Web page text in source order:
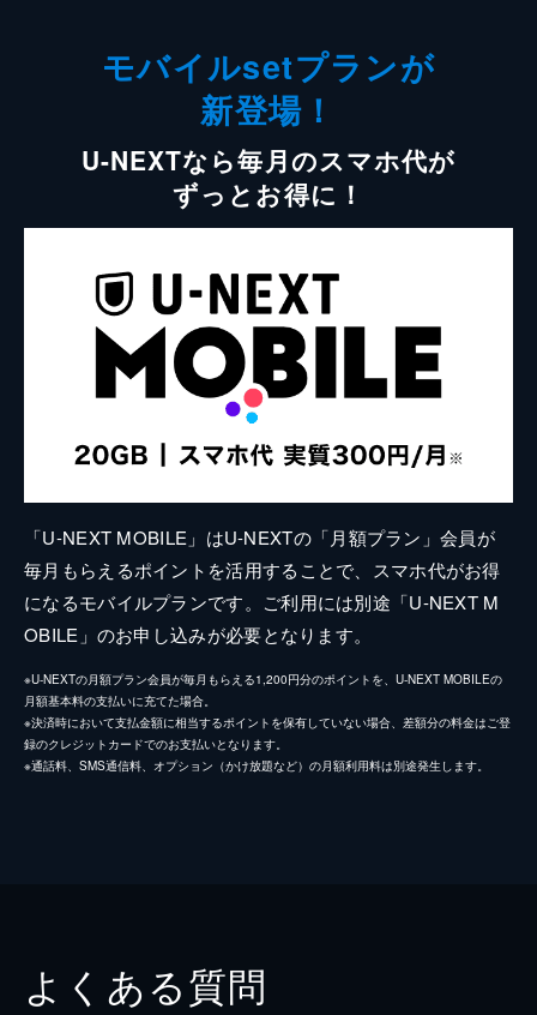
モバイルsetプランが
新登場！
U-NEXTなら毎月のスマホ代が
ずっとお得に！
「U-NEXT MOBILE」はU-NEXTの「月額プラン」会員が
毎月もらえるポイントを活用することで、スマホ代がお得
になるモバイルプランです。ご利用には別途「U-NEXT M
OBILE」のお申し込みが必要となります。
※U-NEXTの月額プラン会員が毎月もらえる1,200円分のポイントを、U-NEXT MOBILEの
月額基本料の支払いに充てた場合。
※決済時において支払金額に相当するポイントを保有していない場合、差額分の料金はご登
録のクレジットカードでのお支払いとなります。
※通話料、SMS通信料、オプション（かけ放題など）の月額利用料は別途発生します。
よくある質問